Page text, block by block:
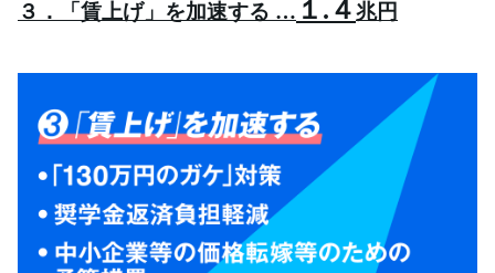
３．「賃上げ」を加速する … １ . ４兆円